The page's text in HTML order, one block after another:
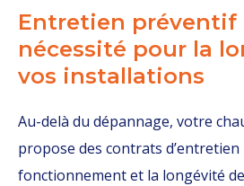
Entretien préventif
nécessité pour la
vos installations
Au-delà du dépannage, votre
propose des contrats
fonctionnement et la longévité